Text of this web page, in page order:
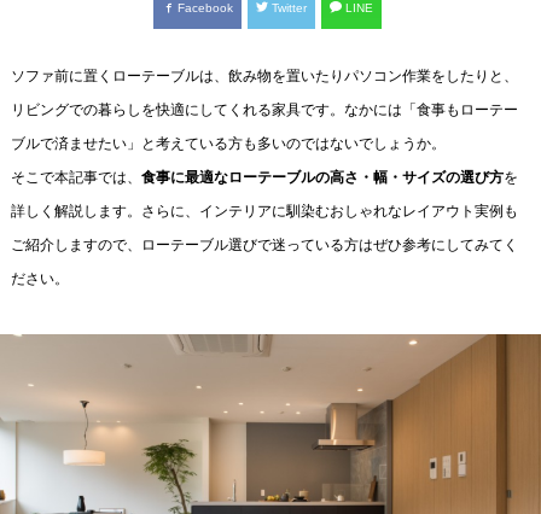
Facebook Twitter LINE
ソファ前に置くローテーブルは、飲み物を置いたりパソコン作業をしたりと、
リビングでの暮らしを快適にしてくれる家具です。なかには「食事もローテー
ブルで済ませたい」と考えている方も多いのではないでしょうか。
そこで本記事では、食事に最適なローテーブルの高さ・幅・サイズの選び方を
詳しく解説します。さらに、インテリアに馴染むおしゃれなレイアウト実例も
ご紹介しますので、ローテーブル選びで迷っている方はぜひ参考にしてみてく
ださい。